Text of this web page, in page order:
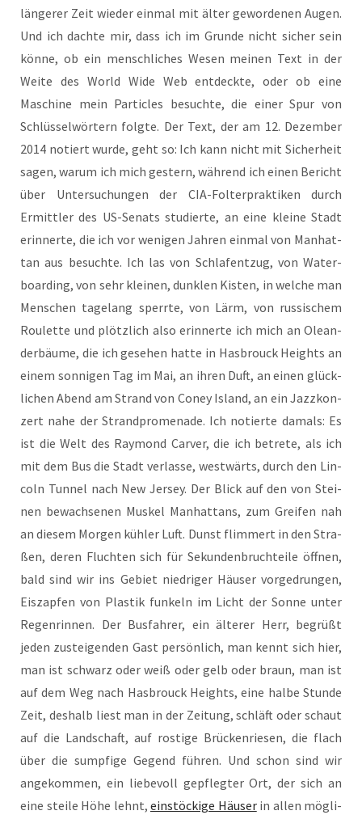
län­ge­rer Zeit wie­der ein­mal mit älter gewor­de­nen Augen.
Und ich dach­te mir, dass ich im Grun­de nicht sicher sein
kön­ne, ob ein mensch­li­ches Wesen mei­nen Text in der
Wei­te des World Wide Web ent­deck­te, oder ob eine
Maschi­ne mein Par­tic­les besuch­te, die einer Spur von
Schlüs­sel­wör­tern folg­te. Der Text, der am 12. Dezem­ber
2014 notiert wur­de, geht so: Ich kann nicht mit Sicher­heit
sagen, war­um ich mich ges­tern, wäh­rend ich einen Bericht
über Unter­su­chun­gen der CIA-Fol­ter­prak­ti­ken durch
Ermitt­ler des US-Senats stu­dier­te, an eine klei­ne Stadt
erin­ner­te, die ich vor weni­gen Jah­ren ein­mal von Man­hat­
tan aus besuch­te. Ich las von Schlaf­ent­zug, von Water­
boar­ding, von sehr klei­nen, dunk­len Kis­ten, in wel­che man
Men­schen tage­lang sperr­te, von Lärm, von rus­si­schem
Rou­lette und plötz­lich also erin­ner­te ich mich an Ole­an­
der­bäu­me, die ich gese­hen hat­te in Has­b­rouck Heights an
einem son­ni­gen Tag im Mai, an ihren Duft, an einen glück­
li­chen Abend am Strand von Coney Island, an ein Jazz­kon­
zert nahe der Strand­pro­me­na­de. Ich notier­te damals: Es
ist die Welt des Ray­mond Car­ver, die ich betre­te, als ich
mit dem Bus die Stadt ver­las­se, west­wärts, durch den Lin­
coln Tun­nel nach New Jer­sey. Der Blick auf den von Stei­
nen bewach­se­nen Mus­kel Man­hat­tans, zum Grei­fen nah
an die­sem Mor­gen küh­ler Luft. Dunst flim­mert in den Stra­
ßen, deren Fluch­ten sich für Sekun­den­bruch­tei­le öff­nen,
bald sind wir ins Gebiet nied­ri­ger Häu­ser vor­ge­drun­gen,
Eis­zap­fen von Plas­tik fun­keln im Licht der Son­ne unter
Regen­rin­nen. Der Bus­fah­rer, ein älte­rer Herr, begrüßt
jeden zustei­gen­den Gast per­sön­lich, man kennt sich hier,
man ist schwarz oder weiß oder gelb oder braun, man ist
auf dem Weg nach Has­b­rouck Heights, eine hal­be Stun­de
Zeit, des­halb liest man in der Zei­tung, schläft oder schaut
auf die Land­schaft, auf ros­ti­ge Brü­cken­rie­sen, die flach
über die sump­fi­ge Gegend füh­ren. Und schon sind wir
ange­kom­men, ein lie­be­voll gepfleg­ter Ort, der sich an
eine stei­le Höhe lehnt, ein­stö­cki­ge Häu­serin allen mög­li­